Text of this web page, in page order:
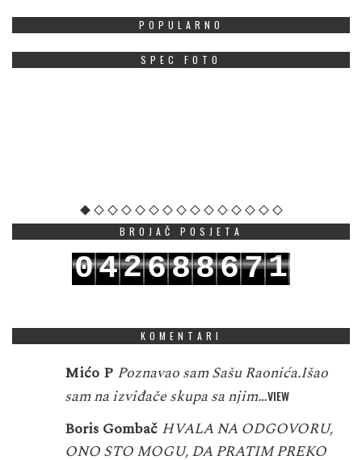
POPULARNO
SPEC FOTO
BROJAČ POSJETA
042688671
KOMENTARI
Mićo P Poznavao sam Sašu Raonića.Išao
sam na izviđače skupa sa njim…VIEW
Boris Gombač HVALA NA ODGOVORU,
ONO STO MOGU, DA PRATIM PREKO